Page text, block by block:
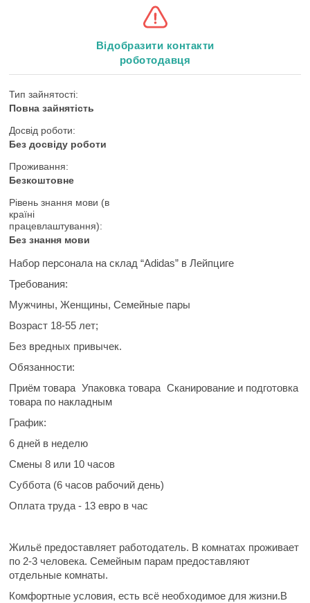
Відобразити контакти
роботодавця
Тип зайнятості:
Повна зайнятість
Досвід роботи:
Без досвіду роботи
Проживання:
Безкоштовне
Рівень знання мови (в
країні
працевлаштування):
Без знання мови
Набор персонала на склад “Adidas” в Лейпциге⠀
Требования:
Мужчины, Женщины, Семейные пары
Возраст 18-55 лет;
Без вредных привычек.
Обязанности:
Приём товара Упаковка товара Сканирование и подготовка
товара по накладным
График:
️6 дней в неделю
️Смены 8 или 10 часов
️Суббота (6 часов рабочий день)
️Оплата труда - 13 евро в час
Жильё предоставляет работодатель. В комнатах проживает
по 2-3 человека. Семейным парам предоставляют
отдельные комнаты.
Комфортные условия, есть всё необходимое для жизни.В